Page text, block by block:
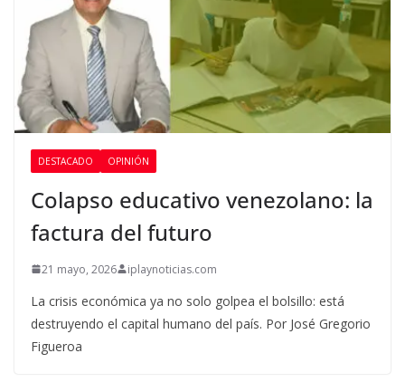
DESTACADO OPINIÓN
Colapso educativo venezolano: la
factura del futuro
21 mayo, 2026 iplaynoticias.com
La crisis económica ya no solo golpea el bolsillo: está
destruyendo el capital humano del país. Por José Gregorio
Figueroa